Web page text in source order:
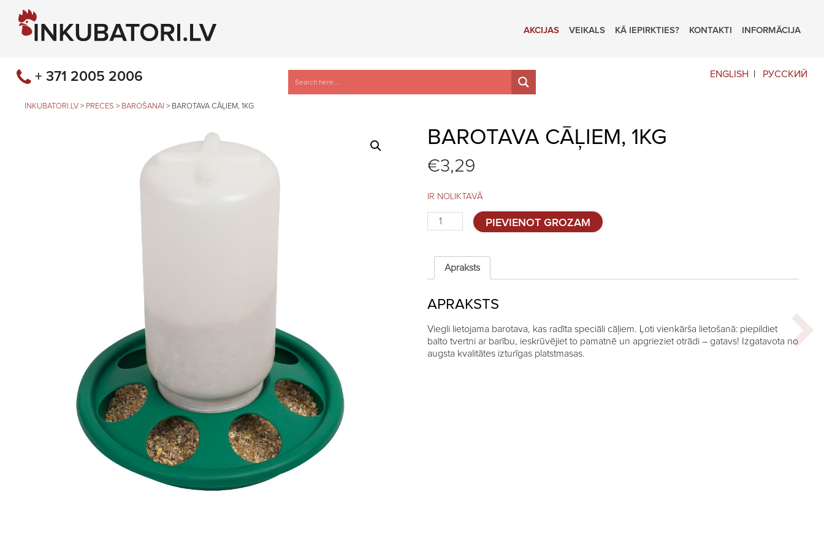
AKCIJAS VEIKALS KĀ IEPIRKTIES? KONTAKTI INFORMĀCIJA
ENGLISH РУССКИЙ
+ 371 2005 2006
INKUBATORI.LV > PRECES > BAROŠANAI > BAROTAVA CĀĻIEM, 1KG
BAROTAVA CĀĻIEM, 1KG
€3,29
IR NOLIKTAVĀ
Barotava
cāļiem,
quantity
PIEVIENOT GROZAM
Apraksts
APRAKSTS
Viegli lietojama barotava, kas radīta speciāli cāļiem. Ļoti vienkārša lietošanā: piepildiet
balto tvertni ar barību, ieskrūvējiet to pamatnē un apgrieziet otrādi – gatavs! Izgatavota no
augsta kvalitātes izturīgas platstmasas.